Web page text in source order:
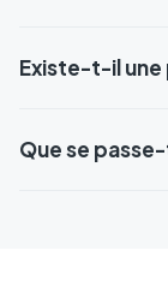
Existe-t-il
Que se